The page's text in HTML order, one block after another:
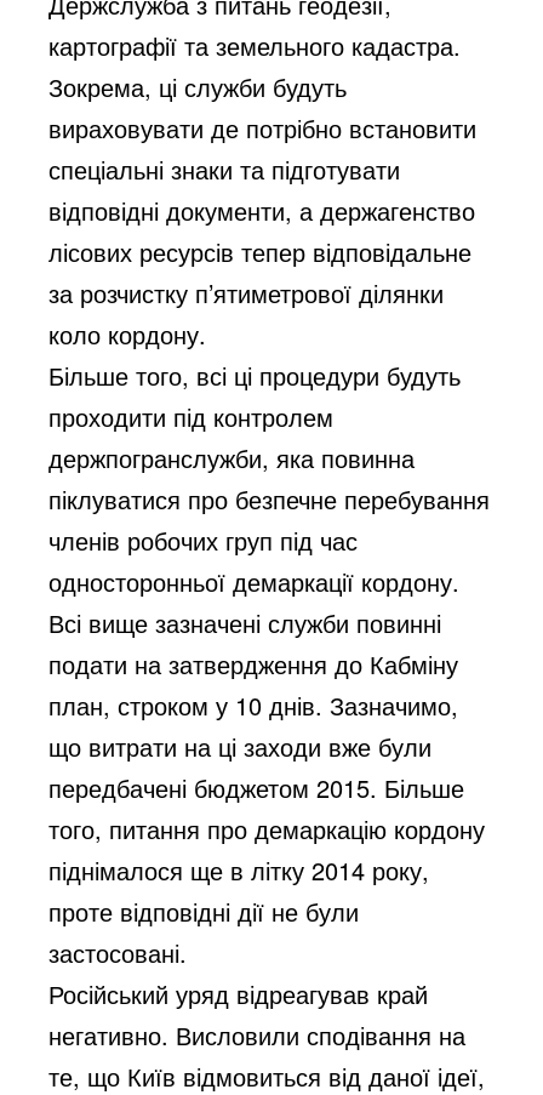
картографії та земельного кадастра.
Зокрема, ці служби будуть
вираховувати де потрібно встановити
спеціальні знаки та підготувати
відповідні документи, а держагенство
лісових ресурсів тепер відповідальне
за розчистку п’ятиметрової ділянки
коло кордону.
Більше того, всі ці процедури будуть
проходити під контролем
держпогранслужби, яка повинна
піклуватися про безпечне перебування
членів робочих груп під час
односторонньої демаркації кордону.
Всі вище зазначені служби повинні
подати на затвердження до Кабміну
план, строком у 10 днів. Зазначимо,
що витрати на ці заходи вже були
передбачені бюджетом 2015. Більше
того, питання про демаркацію кордону
піднімалося ще в літку 2014 року,
проте відповідні дії не були
застосовані.
Російський уряд відреагував край
негативно. Висловили сподівання на
те, що Київ відмовиться від даної ідеї,